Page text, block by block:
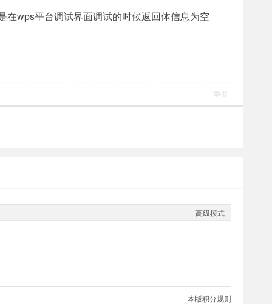
wps平台调试界面调试的时候返回体信息为空
举报
高级模式
本版积分规则